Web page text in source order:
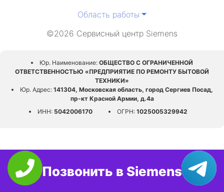
Область работы
©2026 Сервисный центр Siemens
Юр. Наименование: ОБЩЕСТВО С ОГРАНИЧЕННОЙ
ОТВЕТСТВЕННОСТЬЮ «ПРЕДПРИЯТИЕ ПО РЕМОНТУ БЫТОВОЙ
ТЕХНИКИ»
Юр. Адрес:141304, Московская область, город Сергиев Посад,
пр-кт Красной Армии, д.4а
ИНН:5042006170 ОГРН:1025005329942
Позвонить в Siemens